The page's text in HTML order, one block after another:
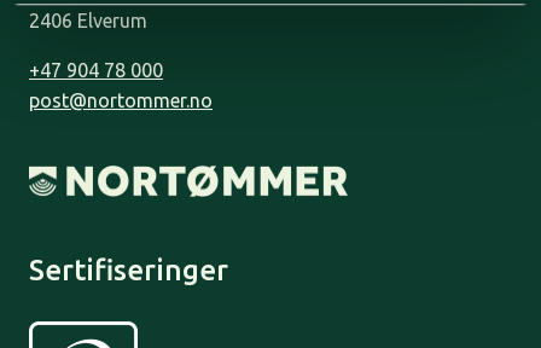
2406 Elverum
+47 904 78 000
post@nortommer.no
Sertifiseringer